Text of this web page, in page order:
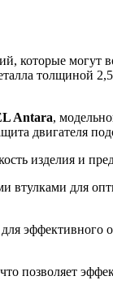
могут
толщиной
Antara,
двигателя
изделия и
для
эффективного
позволяет